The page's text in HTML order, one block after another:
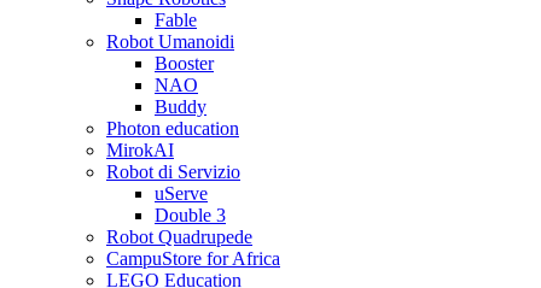
Fable
Robot Umanoidi
Booster
NAO
Buddy
Photon education
MirokAI
Robot di Servizio
uServe
Double 3
Robot Quadrupede
CampuStore for Africa
LEGO Education